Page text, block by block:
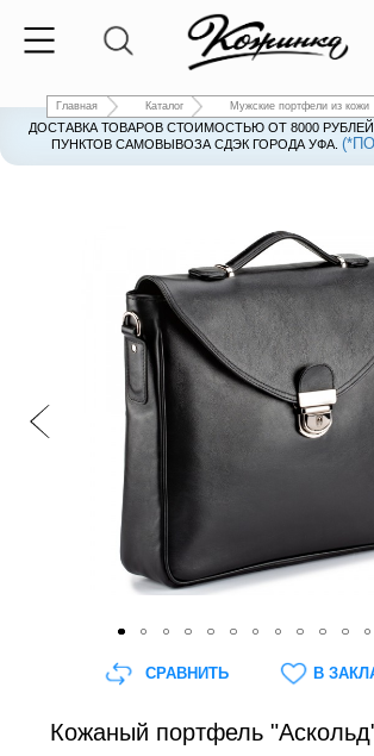
Главная Каталог Мужские портфели из кожи
ДОСТАВКА ТОВАРОВ СТОИМОСТЬЮ ОТ 8000
ПУНКТОВ САМОВЫВОЗА СДЭК ГОРОДА УФА.
Кожаный портфель
СРАВНИТЬ В